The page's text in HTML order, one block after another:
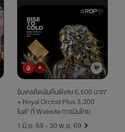
ยอดนิยมมาใหม่
รับเครดิตเงินคืนพิเศษ 6,500 บาท*
+ Royal Orchid Plus 3,300
ไมล์* ที่ Website การบินไทย
1 มิ.ย. 69 - 30 พ.ย. 69